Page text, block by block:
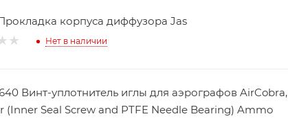
корпуса диффузора Jas
Нет в наличии
Винт-уплотнитель иглы для аэрографов AirCobra,
(Inner Seal Screw and PTFE Needle Bearing) Ammo